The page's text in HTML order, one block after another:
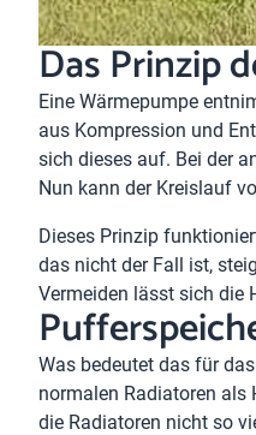
Das Prinzip
Eine Wärmepumpe
aus Kompression und
sich dieses auf. Bei der
Nun kann der Kreislauf
Dieses Prinzip
das nicht der Fall ist,
Vermeiden lässt sich die
Was bedeutet das für
normalen Radiatoren als
die Radiatoren nicht so